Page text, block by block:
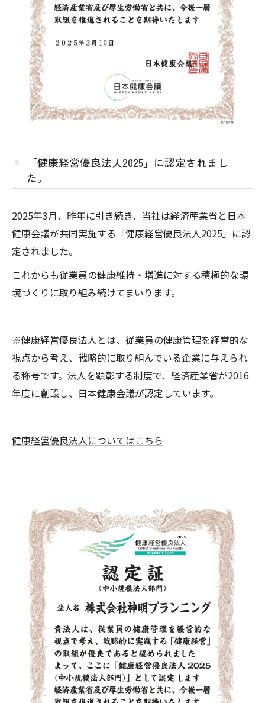
「健康経営優良法人2025」に認定されまし
た。
2025年3月、昨年に引き続き、当社は経済産業省と日本
健康会議が共同実施する「健康経営優良法人2025」に認
定されました。
これからも従業員の健康維持・増進に対する積極的な環
境づくりに取り組み続けてまいります。
※健康経営優良法人とは、従業員の健康管理を経営的な
視点から考え、戦略的に取り組んでいる企業に与えられ
る称号です。法人を顕彰する制度で、経済産業省が2016
年度に創設し、日本健康会議が認定しています。
健康経営優良法人についてはこちら